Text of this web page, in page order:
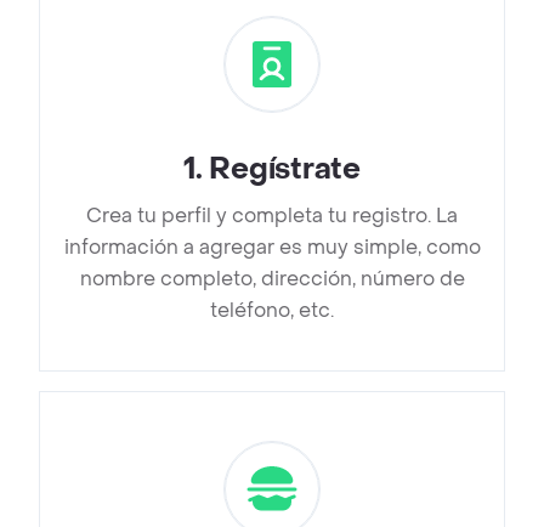
1. Regístrate
Crea tu perfil y completa tu registro. La
información a agregar es muy simple, como
nombre completo, dirección, número de
teléfono, etc.